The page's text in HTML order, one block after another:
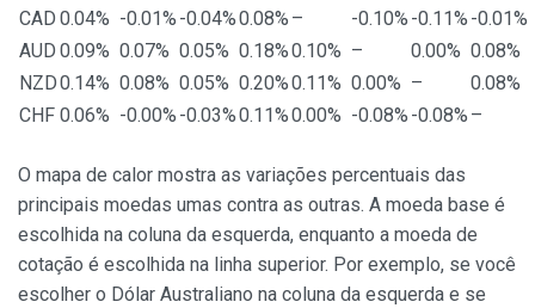
CAD 0.04% -0.01% -0.04%0.08% – -0.10% -0.11% -0.01%
AUD 0.09% 0.07% 0.05% 0.18%0.10% – 0.00% 0.08%
NZD0.14% 0.08% 0.05% 0.20%0.11% 0.00% –
0.08%
CHF 0.06% -0.00% -0.03%0.11%0.00% -0.08% -0.08% –
O mapa de calor mostra as variações percentuais das
principais moedas umas contra as outras. A moeda base é
escolhida na coluna da esquerda, enquanto a moeda de
cotação é escolhida na linha superior. Por exemplo, se você
escolher o Dólar Australiano na coluna da esquerda e se